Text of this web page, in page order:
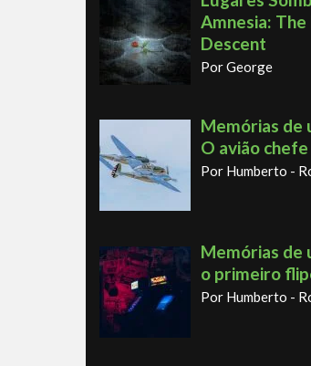
Amnesia:
Descent
Por George
Memórias de
O avião chefe
Por Humberto -
Memórias de
o primeiro
Por Humberto -